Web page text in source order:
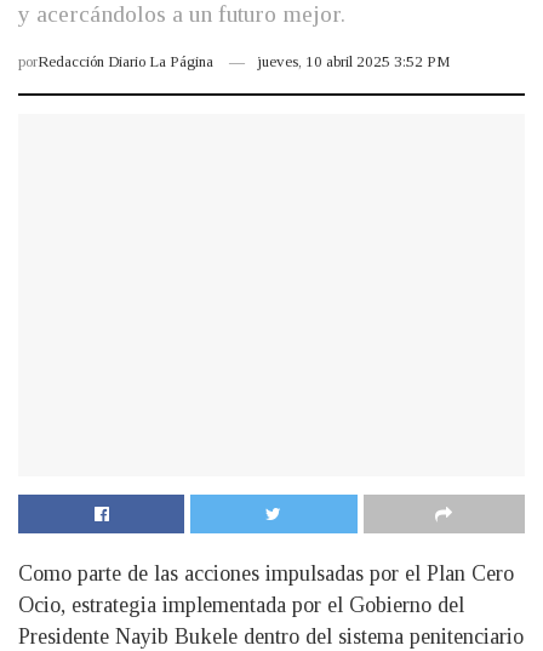
y acercándolos a un futuro mejor.
porRedacción Diario La Página jueves, 10 abril 2025 3:52 PM
Como parte de las acciones impulsadas por el Plan Cero
Ocio, estrategia implementada por el Gobierno del
Presidente Nayib Bukele dentro del sistema penitenciario